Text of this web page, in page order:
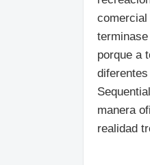
porque a
manera
realidad